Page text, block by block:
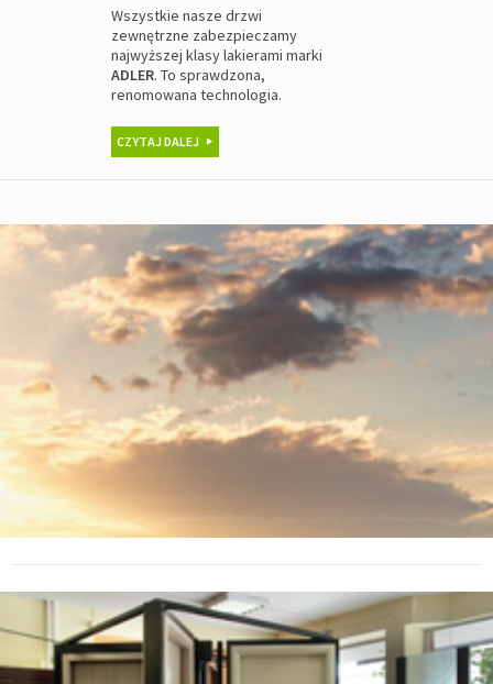
Wszystkie nasze drzwi
zewnętrzne zabezpieczamy
najwyższej klasy lakierami marki
ADLER. To sprawdzona,
renomowana technologia.
CZYTAJ DALEJ